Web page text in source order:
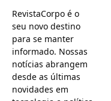
RevistaCorpo é o
seu novo destino
para se manter
informado. Nossas
notícias abrangem
desde as últimas
novidades em